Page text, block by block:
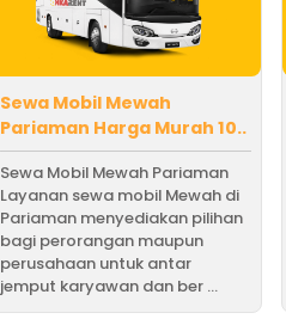
Sewa Mobil Mewah
Pariaman Harga Murah 10..
Sewa Mobil Mewah Pariaman
Layanan sewa mobil Mewah di
Pariaman menyediakan pilihan
bagi perorangan maupun
perusahaan untuk antar
jemput karyawan dan ber ...